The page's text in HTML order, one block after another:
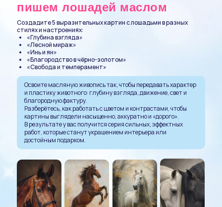
пишем лошадей маслом
Создадите 5 выразительных картин с лошадьми в разных
стилях и настроениях:
«Глубина взгляда»
«Лесной мираж»
«Инь и ян»
«Благородство в чёрно-золотом»
«Свобода и темперамент»
Освоите масляную живопись так, чтобы передавать характер
и пластику животного: глубину взгляда, движение, свет и
благородную фактуру.
Разберётесь, как работать с цветом и контрастами, чтобы
картины выглядели насыщенно, аккуратно и «дорого».
В результате у вас получится серия сильных, эффектных
работ, которые станут украшением интерьера или
достойным подарком.